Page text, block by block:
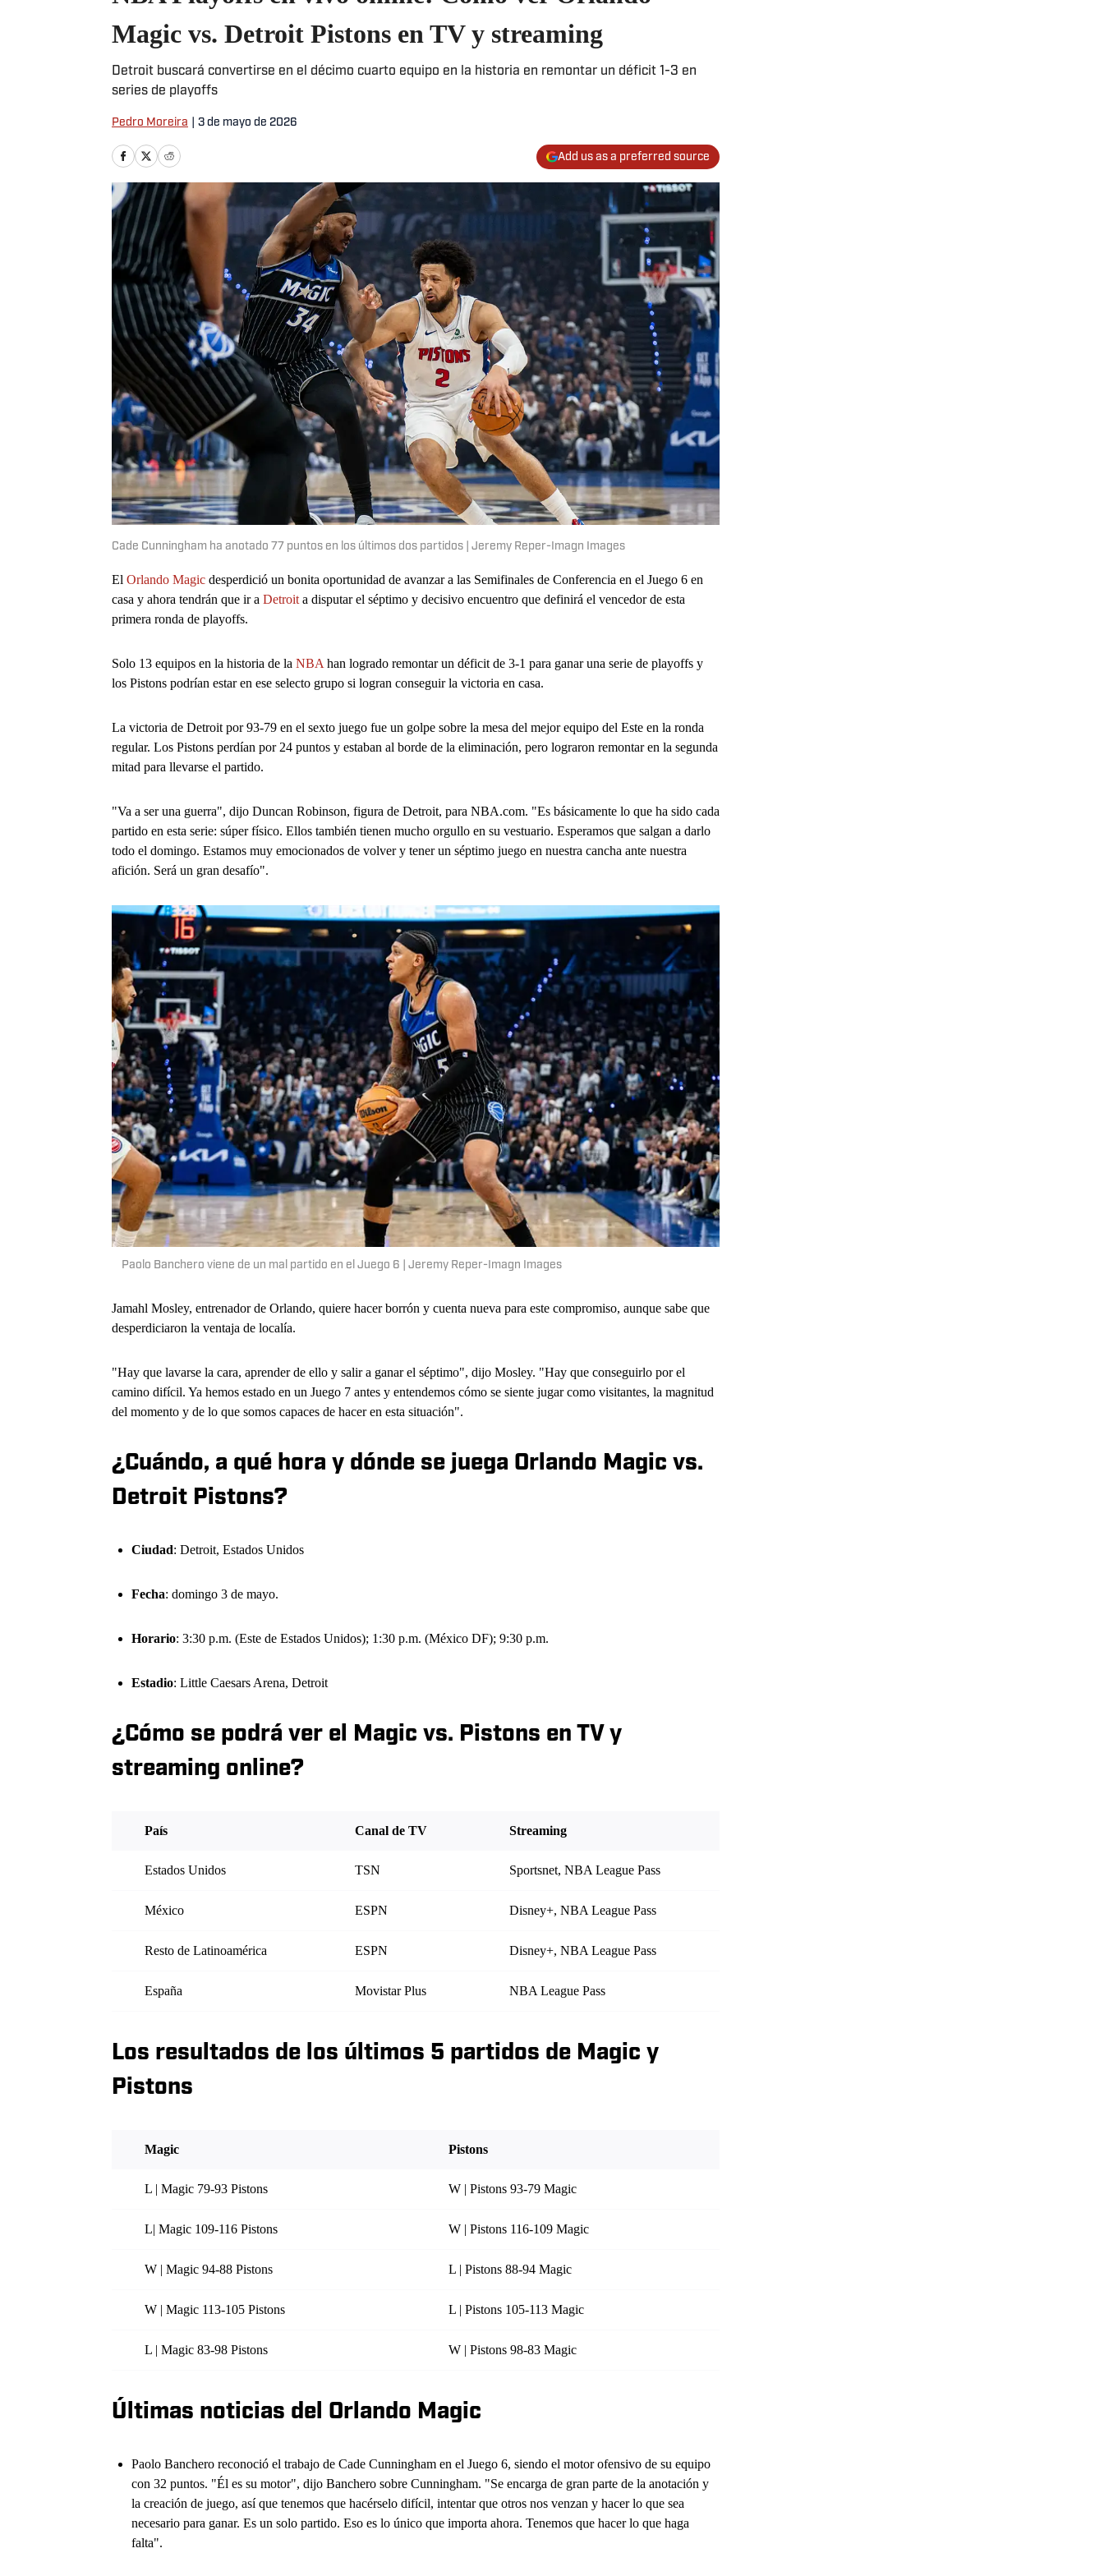
Magic vs. Detroit Pistons en TV y streaming
Detroit buscará convertirse en el décimo cuarto equipo en la historia en remontar un déficit 1-3 en
series de playoffs
Pedro Moreira 3 de mayo de 2026
Add us as a preferred source
Cade Cunningham ha anotado 77 puntos en los últimos dos partidos | Jeremy Reper-Imagn Images
El Orlando Magic desperdició un bonita oportunidad de avanzar a las Semifinales de Conferencia en el Juego 6 en
casa y ahora tendrán que ir a Detroit a disputar el séptimo y decisivo encuentro que definirá el vencedor de esta
primera ronda de playoffs.
Solo 13 equipos en la historia de la NBA han logrado remontar un déficit de 3-1 para ganar una serie de playoffs y
los Pistons podrían estar en ese selecto grupo si logran conseguir la victoria en casa.
La victoria de Detroit por 93-79 en el sexto juego fue un golpe sobre la mesa del mejor equipo del Este en la ronda
regular. Los Pistons perdían por 24 puntos y estaban al borde de la eliminación, pero lograron remontar en la segunda
mitad para llevarse el partido.
"Va a ser una guerra", dijo Duncan Robinson, figura de Detroit, para NBA.com. "Es básicamente lo que ha sido cada
partido en esta serie: súper físico. Ellos también tienen mucho orgullo en su vestuario. Esperamos que salgan a darlo
todo el domingo. Estamos muy emocionados de volver y tener un séptimo juego en nuestra cancha ante nuestra
afición. Será un gran desafío".
Paolo Banchero viene de un mal partido en el Juego 6 | Jeremy Reper-Imagn Images
Jamahl Mosley, entrenador de Orlando, quiere hacer borrón y cuenta nueva para este compromiso, aunque sabe que
desperdiciaron la ventaja de localía.
"Hay que lavarse la cara, aprender de ello y salir a ganar el séptimo", dijo Mosley. "Hay que conseguirlo por el
camino difícil. Ya hemos estado en un Juego 7 antes y entendemos cómo se siente jugar como visitantes, la magnitud
del momento y de lo que somos capaces de hacer en esta situación".
¿Cuándo, a qué hora y dónde se juega Orlando Magic vs.
Detroit Pistons?
Ciudad: Detroit, Estados Unidos
Fecha: domingo 3 de mayo.
Horario: 3:30 p.m. (Este de Estados Unidos); 1:30 p.m. (México DF); 9:30 p.m.
Estadio: Little Caesars Arena, Detroit
¿Cómo se podrá ver el Magic vs. Pistons en TV y
streaming online?
País Canal de TV Streaming
Estados Unidos TSN Sportsnet, NBA League Pass
México ESPN Disney+, NBA League Pass
Resto de Latinoamérica ESPN Disney+, NBA League Pass
España Movistar Plus NBA League Pass
Los resultados de los últimos 5 partidos de Magic y
Pistons
Magic Pistons
L | Magic 79-93 Pistons W | Pistons 93-79 Magic
L| Magic 109-116 Pistons W | Pistons 116-109 Magic
W | Magic 94-88 Pistons L | Pistons 88-94 Magic
W | Magic 113-105 Pistons L | Pistons 105-113 Magic
L | Magic 83-98 Pistons W | Pistons 98-83 Magic
Últimas noticias del Orlando Magic
Paolo Banchero reconoció el trabajo de Cade Cunningham en el Juego 6, siendo el motor ofensivo de su equipo
con 32 puntos. "Él es su motor", dijo Banchero sobre Cunningham. "Se encarga de gran parte de la anotación y
la creación de juego, así que tenemos que hacérselo difícil, intentar que otros nos venzan y hacer lo que sea
necesario para ganar. Es un solo partido. Eso es lo único que importa ahora. Tenemos que hacer lo que haga
falta".